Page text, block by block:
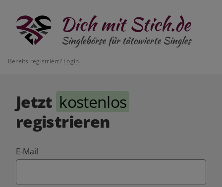
Bereits registriert? Login
Jetzt kostenlos
registrieren
E-Mail